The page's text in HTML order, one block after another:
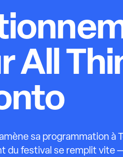
All
sa programmation à
du festival se remplit vite